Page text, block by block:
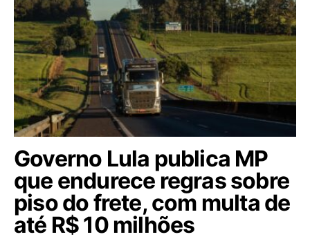
Governo Lula publica MP
que endurece regras sobre
piso do frete, com multa de
até R$ 10 milhões